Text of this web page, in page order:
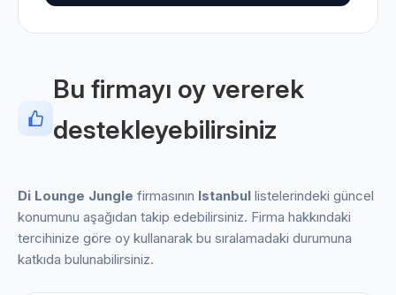
Bu firmayı oy vererek
destekleyebilirsiniz
Di Lounge Jungle firmasının Istanbul listelerindeki güncel
konumunu aşağıdan takip edebilirsiniz. Firma hakkındaki
tercihinize göre oy kullanarak bu sıralamadaki durumuna
katkıda bulunabilirsiniz.